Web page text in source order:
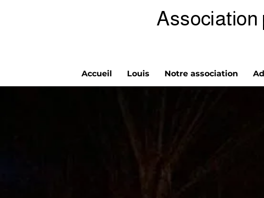
Association
Accueil Louis Notre association